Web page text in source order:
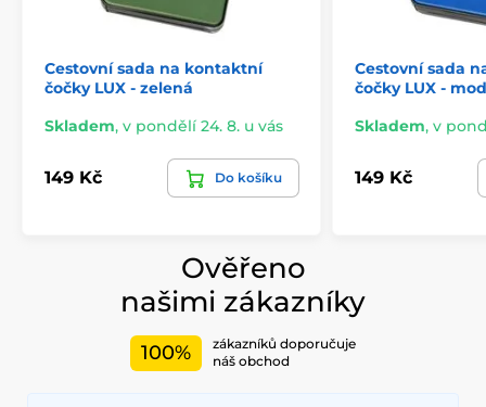
Cestovní sada na kontaktní
čočky LUX - zelená
Skladem, v pondělí 24. 8. u vás
149 Kč Do košíku
Cestovní sada
čočky LUX -
Skladem, v
149 Kč
Ověřeno
našimi zákazníky
100%
zákazníků doporučuje
náš obchod